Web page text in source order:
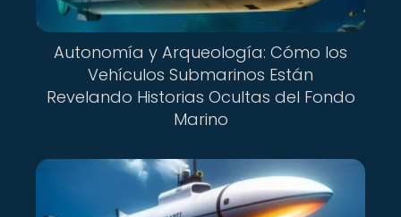
Autonomía y Arqueología: Cómo los
Vehículos Submarinos Están
Revelando Historias Ocultas del Fondo
Marino